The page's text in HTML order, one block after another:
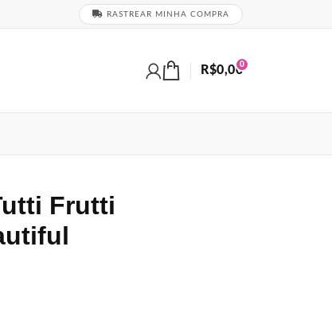
RASTREAR MINHA COMPRA
0
R$0,00
Frutti